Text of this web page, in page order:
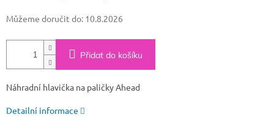
Můžeme doručit do: 10.8.2026
Přidat do košíku
Náhradní hlavička na paličky Ahead
Detailní informace